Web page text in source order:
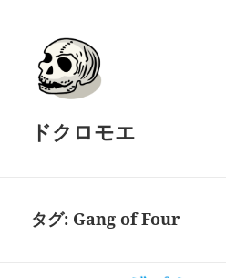
ドクロモエ
タグ: Gang of Four